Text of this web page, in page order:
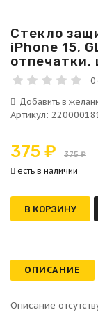
Стекло
iPhone 15,
отпечатки,
0
Артикул:
375 ₽ 375 ₽
есть в наличии
В КОРЗИНУ
ОПИСАНИЕ
Описание